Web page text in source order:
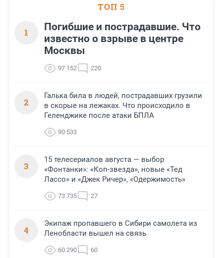
ТОП 5
1
Погибшие и пострадавшие. Что
известно о взрыве в центре
Москвы
97 152 220
2
Галька била в людей, пострадавших грузили
в скорые на лежаках. Что происходило в
Геленджике после атаки БПЛА
90 533
3
15 телесериалов августа — выбор
«Фонтанки»: «Коп-звезда», новые «Тед
Лассо» и «Джек Ричер», «Одержимость»
73 735 27
4
Экипаж пропавшего в Сибири самолета из
Ленобласти вышел на связь
60 290 60